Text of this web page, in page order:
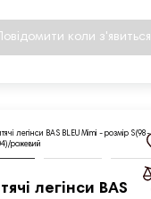
коли з'явиться
легінси BAS